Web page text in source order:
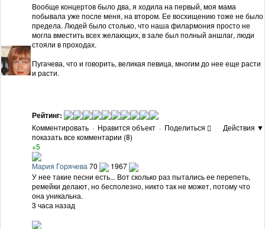
Вообще концертов было два, я ходила на первый, моя мама
побывала уже после меня, на втором. Ее восхищению тоже не было
предела. Людей было столько, что наша филармония просто не
могла вместить всех желающих, в зале был полный аншлаг, люди
стояли в проходах.
Пугачева, что и говорить, великая певица, многим до нее еще расти
и расти.
Рейтинг:
Комментировать · Нравится объект · Поделиться
Действия ▼
показать все комментарии (8)
+5
Мария Горячева 70
1967
У нее такие песни есть... Вот сколько раз пытались ее перепеть,
ремейки делают, но бесполезно, никто так не может, потому что
она уникальна.
3 часа назад